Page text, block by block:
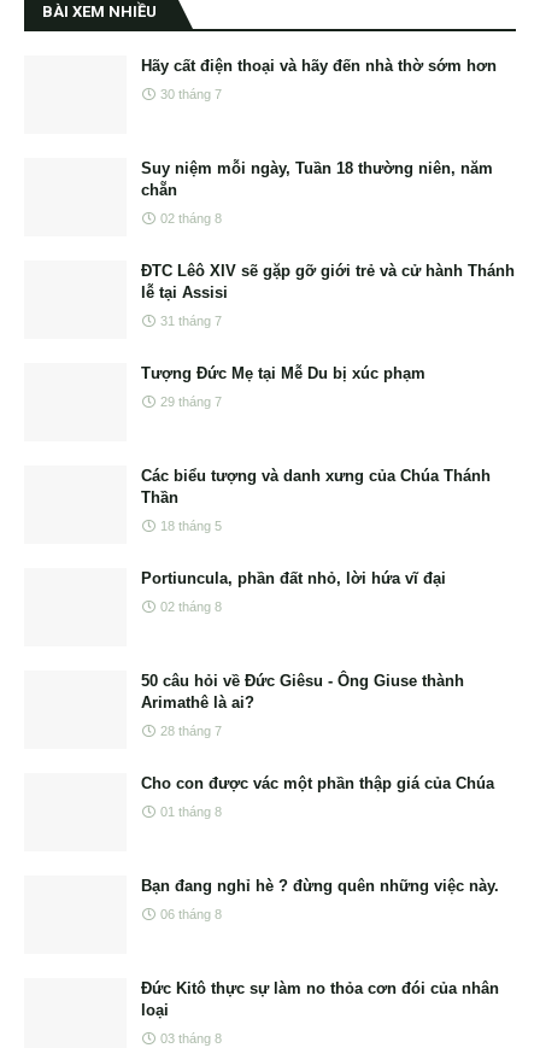
BÀI XEM NHIỀU
Hãy cất điện thoại và hãy đến nhà thờ sớm hơn
30 tháng 7
Suy niệm mỗi ngày, Tuần 18 thường niên, năm
chẵn
02 tháng 8
ĐTC Lêô XIV sẽ gặp gỡ giới trẻ và cử hành Thánh
lễ tại Assisi
31 tháng 7
Tượng Đức Mẹ tại Mễ Du bị xúc phạm
29 tháng 7
Các biểu tượng và danh xưng của Chúa Thánh
Thần
18 tháng 5
Portiuncula, phần đất nhỏ, lời hứa vĩ đại
02 tháng 8
50 câu hỏi về Đức Giêsu - Ông Giuse thành
Arimathê là ai?
28 tháng 7
Cho con được vác một phần thập giá của Chúa
01 tháng 8
Bạn đang nghỉ hè ? đừng quên những việc này.
06 tháng 8
Đức Kitô thực sự làm no thỏa cơn đói của nhân
loại
03 tháng 8